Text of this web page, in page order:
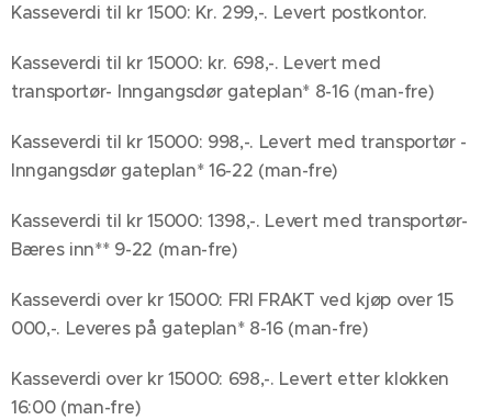
Kasseverdi til kr 1500: Kr. 299,-. Levert postkontor.
Kasseverdi til kr 15000: kr. 698,-. Levert med
transportør- Inngangsdør gateplan* 8-16 (man-fre)
Kasseverdi til kr 15000: 998,-. Levert med transportør -
Inngangsdør gateplan* 16-22 (man-fre)
Kasseverdi til kr 15000: 1398,-. Levert med transportør-
Bæres inn** 9-22 (man-fre)
Kasseverdi over kr 15000: FRI FRAKT ved kjøp over 15
000,-. Leveres på gateplan* 8-16 (man-fre)
Kasseverdi over kr 15000: 698,-. Levert etter klokken
16:00 (man-fre)